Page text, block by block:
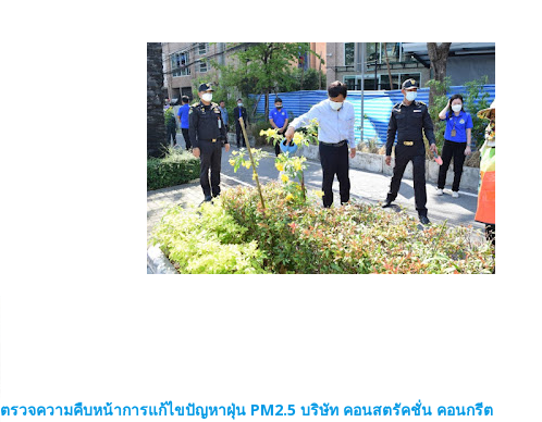
ตรวจความคืบหน้าการแก้ไขปัญหาฝุ่น PM2.5 บริษัท คอนสตรัคชั่น คอนกรีต